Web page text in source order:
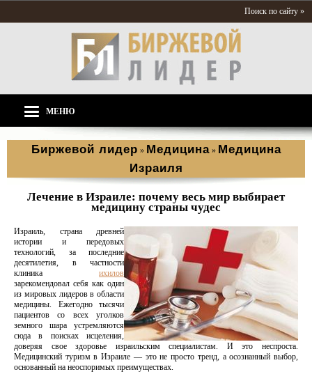
Поиск по сайту »
МЕНЮ
Биржевой лидер » Медицина » Медицина
Израиля
Лечение в Израиле: почему весь мир выбирает
медицину страны чудес
Израиль, страна древней
истории и передовых
технологий, за последние
десятилетия, в частности
клиника ихилов
зарекомендовал себя как один
из мировых лидеров в области
медицины. Ежегодно тысячи
пациентов со всех уголков
земного шара устремляются
сюда в поисках исцеления,
доверяя свое здоровье израильским специалистам. И это неспроста.
Медицинский туризм в Израиле — это не просто тренд, а осознанный выбор,
основанный на неоспоримых преимуществах.